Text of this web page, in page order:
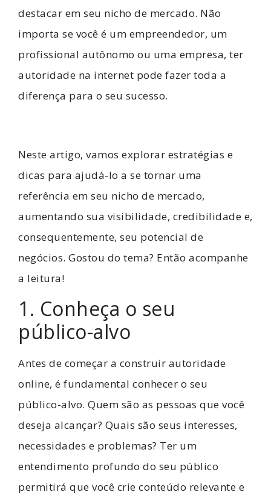
destacar em seu nicho de mercado. Não
importa se você é um empreendedor, um
profissional autônomo ou uma empresa, ter
autoridade na internet pode fazer toda a
diferença para o seu sucesso.
Neste artigo, vamos explorar estratégias e
dicas para ajudá-lo a se tornar uma
referência em seu nicho de mercado,
aumentando sua visibilidade, credibilidade e,
consequentemente, seu potencial de
negócios. Gostou do tema? Então acompanhe
a leitura!
1. Conheça o seu
público-alvo
Antes de começar a construir autoridade
online, é fundamental conhecer o seu
público-alvo. Quem são as pessoas que você
deseja alcançar? Quais são seus interesses,
necessidades e problemas? Ter um
entendimento profundo do seu público
permitirá que você crie conteúdo relevante e